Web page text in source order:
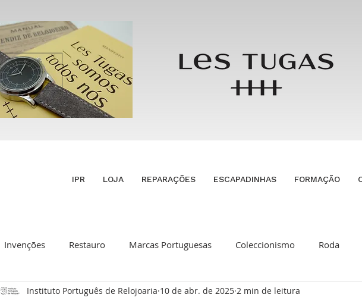
IPR LOJA REPARAÇÕES ESCAPADINHAS FORMAÇÃO
Invenções Restauro Marcas Portuguesas Coleccionismo Roda
Entrevista Destaque Principal Série Solares Série Grandes
Instituto Português de Relojoaria 10 de abr. de 2025 2 min de leitura